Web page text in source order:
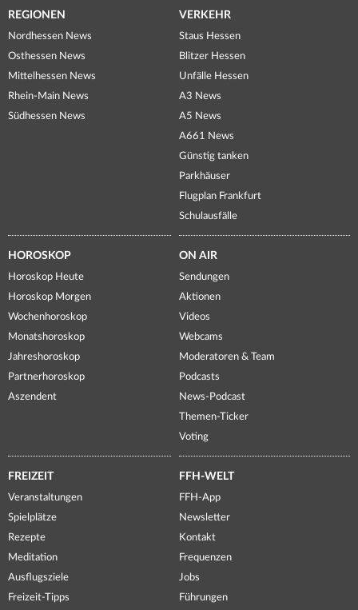
REGIONEN
Nordhessen News
Osthessen News
Mittelhessen News
Rhein-Main News
Südhessen News
VERKEHR
Staus Hessen
Blitzer Hessen
Unfälle Hessen
A3 News
A5 News
A661 News
Günstig tanken
Parkhäuser
Flugplan Frankfurt
Schulausfälle
HOROSKOP
Horoskop Heute
Horoskop Morgen
Wochenhoroskop
Monatshoroskop
Jahreshoroskop
Partnerhoroskop
Aszendent
ON AIR
Sendungen
Aktionen
Videos
Webcams
Moderatoren & Team
Podcasts
News-Podcast
Themen-Ticker
Voting
FREIZEIT
Veranstaltungen
Spielplätze
Rezepte
Meditation
Ausflugsziele
Freizeit-Tipps
FFH-WELT
FFH-App
Newsletter
Kontakt
Frequenzen
Jobs
Führungen